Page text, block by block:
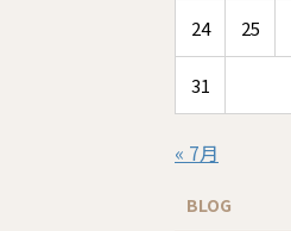
24 25
31
« 7月
BLOG